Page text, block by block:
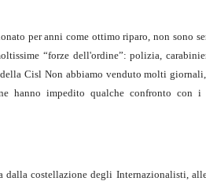
per anni come ottimo riparo, non sono
“forze dell'ordine”: polizia,
Cisl Non abbiamo venduto molti
hanno impedito qualche confronto con i
dalla costellazione degli Internazionalisti,